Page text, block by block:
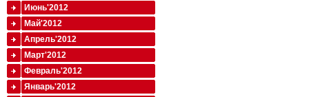
Июнь'2012
Май'2012
Апрель'2012
Март'2012
Февраль'2012
Январь'2012